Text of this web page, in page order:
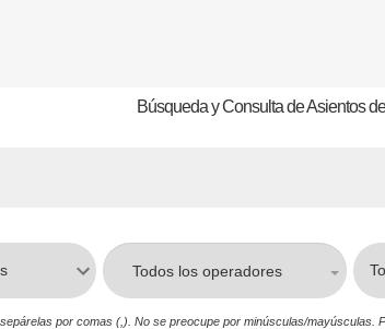
Búsqueda y Consulta de Asientos
Todos los operadores
por comas (,). No se preocupe por minúsculas/mayúsculas.